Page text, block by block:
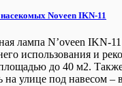
Noveen IKN-11
лампа N’oveen IKN-11
использования и
до 40 м2.
на улице под навесом –